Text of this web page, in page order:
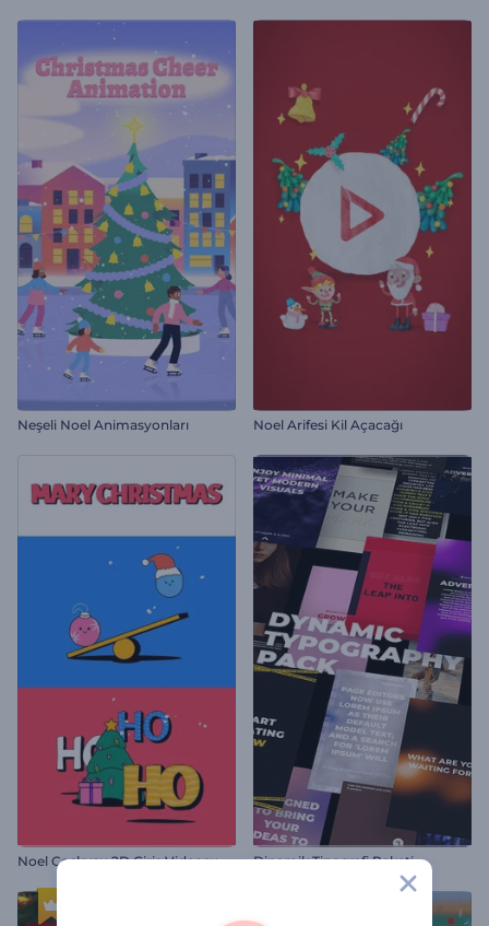
Neşeli Noel Animasyonları Noel Arifesi Kil Açacağı
Noel Coşkusu 2D Giriş Videosu Dinamik Tipografi Paketi